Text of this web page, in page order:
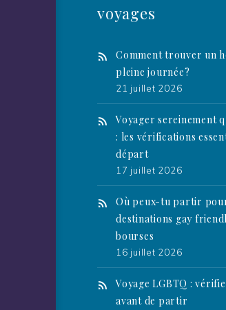
voyages
Comment trouver un
pleine journée?
21 juillet 2026
Voyager sereinement
: les vérifications
départ
17 juillet 2026
Où peux-tu partir
destinations gay
bourses
16 juillet 2026
Voyage LGBTQ :
avant de partir